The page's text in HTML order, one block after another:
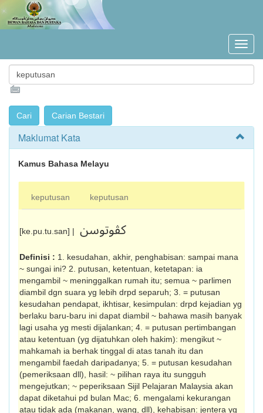
Maklumat Kata
Kamus Bahasa Melayu
keputusan keputusan
[ke.pu.tu.san] | کڤوتوسن
Definisi : 1. kesudahan, akhir, penghabisan: sampai mana
~ sungai ini? 2. putusan, ketentuan, ketetapan: ia
mengambil ~ meninggalkan rumah itu; semua ~ parlimen
diambil dgn suara yg lebih drpd separuh; 3. = putusan
kesudahan pendapat, ikhtisar, kesimpulan: drpd kejadian yg
berlaku baru-baru ini dapat diambil ~ bahawa masih banyak
lagi usaha yg mesti dijalankan; 4. = putusan pertimbangan
atau ketentuan (yg dijatuhkan oleh hakim): mengikut ~
mahkamah ia berhak tinggal di atas tanah itu dan
mengambil faedah daripadanya; 5. = putusan kesudahan
(pemeriksaan dll), hasil: ~ pilihan raya itu sungguh
mengejutkan; ~ peperiksaan Sijil Pelajaran Malaysia akan
dapat diketahui pd bulan Mac; 6. mengalami kekurangan
atau tidak ada (makanan, wang, dll), kehabisan: jentera yg